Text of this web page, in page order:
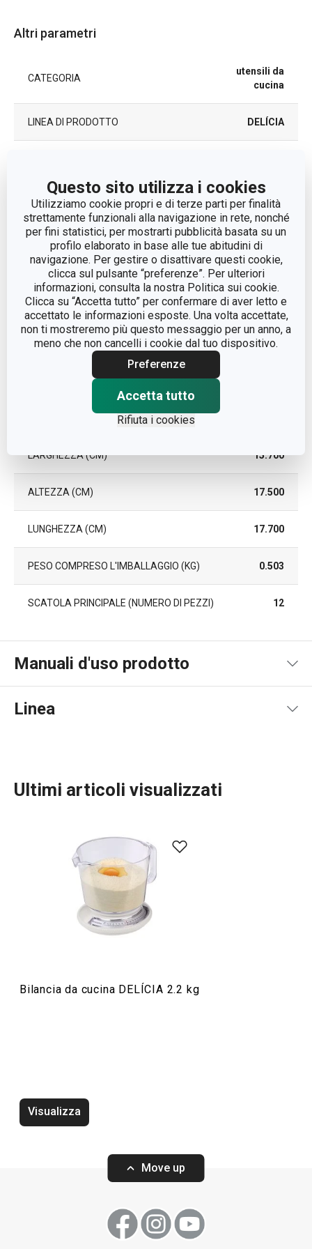
Questo sito utilizza i cookies
Utilizziamo cookie propri e di terze parti per finalità
strettamente funzionali alla navigazione in rete, nonché
per fini statistici, per mostrarti pubblicità basata su un
profilo elaborato in base alle tue abitudini di
navigazione. Per gestire o disattivare questi cookie,
clicca sul pulsante “preferenze”. Per ulteriori
informazioni, consulta la nostra Politica sui cookie.
Clicca su “Accetta tutto” per confermare di aver letto e
accettato le informazioni esposte. Una volta accettate,
non ti mostreremo più questo messaggio per un anno, a
meno che non cancelli i cookie dal tuo dispositivo.
Preferenze
Accetta tutto
Rifiuta i cookies
Altri parametri
CATEGORIA
utensili da
cucina
LINEA DI PRODOTTO DELÍCIA
TIPO
bilance da
cucina
COLORE Bianco
LAVAGGIO IN LAVASTOVIGLIE No
EAN 8595028434774
DURATA DELLA GARANZIA (IN
LARGHEZZA (CM) 15.700
ALTEZZA (CM) 17.500
LUNGHEZZA (CM) 17.700
PESO COMPRESO L'IMBALLAGGIO (KG) 0.503
SCATOLA PRINCIPALE (NUMERO DI PEZZI) 12
Manuali d'uso prodotto
Linea
Cuocere in forno
Preparazione degli alimenti
Ultimi articoli visualizzati
Bilancia da cucina DELÍCIA 2.2 kg
Visualizza
Move up